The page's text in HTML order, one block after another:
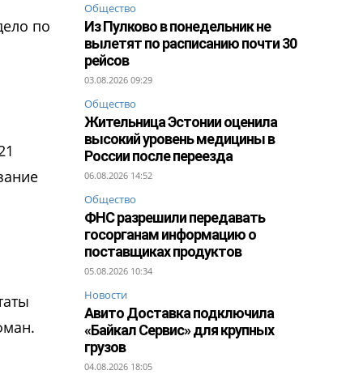
по
Общество
Из Пулково в понедельник не
вылетят по расписанию почти 30
рейсов
03.08.2026 09:29
Общество
Жительница Эстонии оценила
высокий уровень медицины в
России после переезда
06.08.2026 14:52
Общество
ФНС разрешили передавать
госорганам информацию о
поставщиках продуктов
05.08.2026 10:34
Новости
Авито Доставка подключила
«Байкал Сервис» для крупных
грузов
04.08.2026 18:05